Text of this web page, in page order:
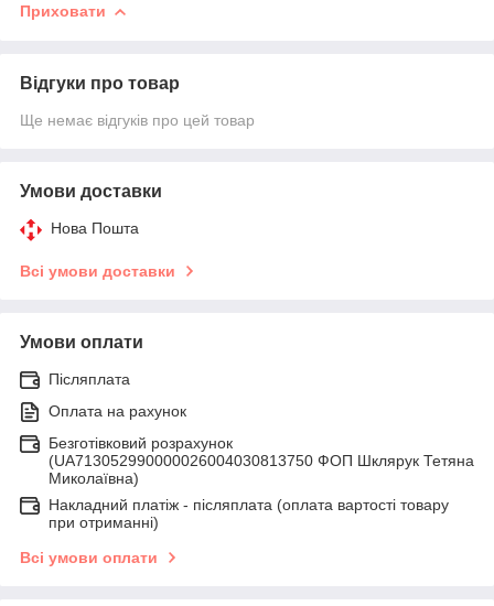
Приховати
Відгуки про товар
Ще немає відгуків про цей товар
Умови доставки
Нова Пошта
Всі умови доставки
Умови оплати
Післяплата
Оплата на рахунок
Безготівковий розрахунок
(UA713052990000026004030813750 ФОП Шклярук Тетяна
Миколаївна)
Накладний платіж - післяплатa (оплата вартості товару
при отриманні)
Всі умови оплати